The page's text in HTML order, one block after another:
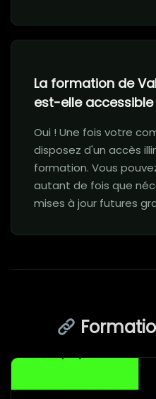
La formation de
est-elle accessible
Oui ! Une fois votre
disposez d'un accès
formation. Vous
autant de fois que
mises à jour futures